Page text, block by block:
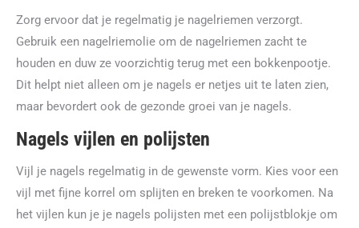
Zorg ervoor dat je regelmatig je nagelriemen verzorgt.
Gebruik een nagelriemolie om de nagelriemen zacht te
houden en duw ze voorzichtig terug met een bokkenpootje.
Dit helpt niet alleen om je nagels er netjes uit te laten zien,
maar bevordert ook de gezonde groei van je nagels.
Nagels vijlen en polijsten
Vijl je nagels regelmatig in de gewenste vorm. Kies voor een
vijl met fijne korrel om splijten en breken te voorkomen. Na
het vijlen kun je je nagels polijsten met een polijstblokje om